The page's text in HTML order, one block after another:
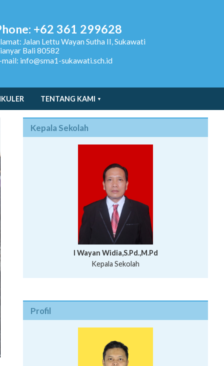
+62 361 299628
Jalan Lettu Wayan Sutha II, Sukawati
Bali 80582
mail: info@sma1-sukawati.sch.id
TENTANG KAMI
Kepala Sekolah
I Wayan Widia,S.Pd.,M.Pd
Kepala Sekolah
Profil